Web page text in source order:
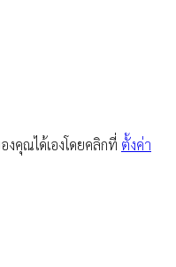
งคุณได้เองโดยคลิกที่ ตั้งค่า